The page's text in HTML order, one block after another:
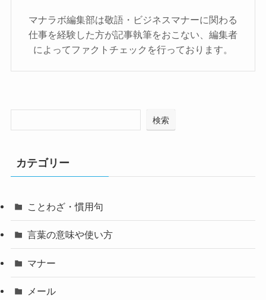
マナラボ編集部は敬語・ビジネスマナーに関わる
仕事を経験した方が記事執筆をおこない、編集者
によってファクトチェックを行っております。
検索
カテゴリー
ことわざ・慣用句
言葉の意味や使い方
マナー
メール